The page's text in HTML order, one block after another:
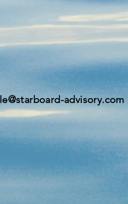
advisory.com